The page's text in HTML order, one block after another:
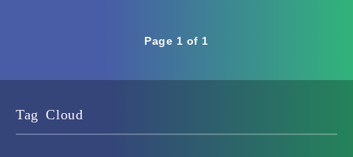
Page 1 of 1
Tag Cloud